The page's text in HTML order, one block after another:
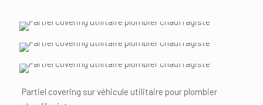
Partiel covering sur véhicule utilitaire pour plombier